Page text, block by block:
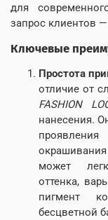
для
запрос клиентов —
Ключевые
Простота
отличие от
FASHION
нанесения.
может
оттенка,
пигмент
бесцветной